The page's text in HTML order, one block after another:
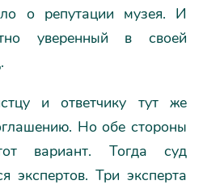
о репутации музея. И
уверенный в своей
и ответчику тут же
Но обе стороны
вариант. Тогда суд
экспертов. Три эксперта